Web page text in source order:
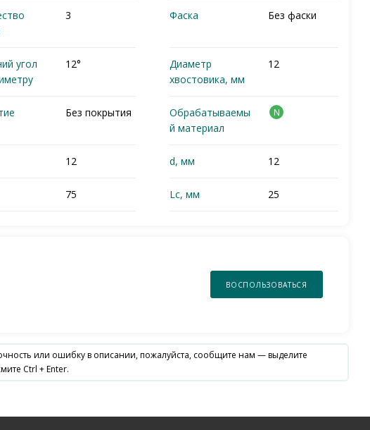
3 Фаска Без фаски
угол
12°
Диаметр
хвостовика, мм
12
Без покрытия
Обрабатываемы
й материал
N
12 d, мм 12
75 Lc, мм 25
ВОСПОЛЬЗОВАТЬСЯ
или ошибку в описании, пожалуйста, сообщите нам — выделите
Ctrl + Enter.